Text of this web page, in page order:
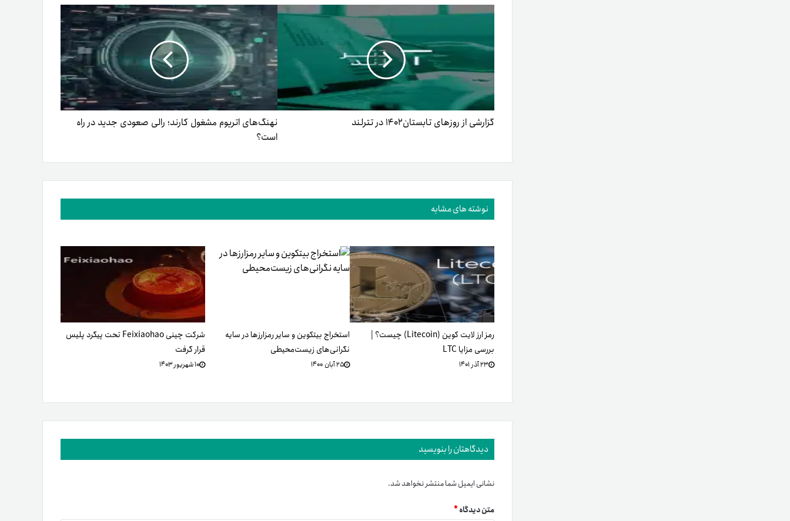
گزارشی از روزهای تابستان۱۴۰۲ در تترلند
نهنگ‌های اتریوم مشغول کارند؛ رالی صعودی جدید در راه
است؟
نوشته های مشابه
رمز ارز لایت کوین (Litecoin) چیست؟ |
بررسی مزایا LTC
۲۳ آذر ۱۴۰۱
استخراج بیتکوین و سایر رمزارزها در سایه
نگرانی‌های زیست‌محیطی
۲۵ آبان ۱۴۰۰
شرکت چینی Feixiaohao تحت پیگرد پلیس
قرار گرفت
۱۰ شهریور ۱۴۰۳
دیدگاهتان را بنویسید
نشانی ایمیل شما منتشر نخواهد شد.
متن دیدگاه*